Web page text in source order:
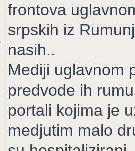
frontova
srpskih iz
nasih..
Mediji uglavnom
predvode ih
portali kojima je
medjutim malo